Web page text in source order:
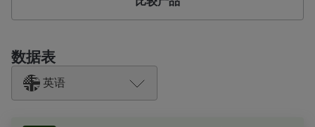
比较产品
数据表
英语